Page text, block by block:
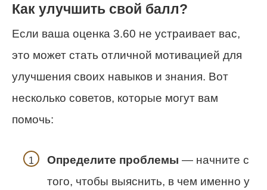
Как улучшить свой балл?
Если ваша оценка 3.60 не устраивает вас,
это может стать отличной мотивацией для
улучшения своих навыков и знания. Вот
несколько советов, которые могут вам
помочь:
Определите проблемы — начните с
того, чтобы выяснить, в чем именно у